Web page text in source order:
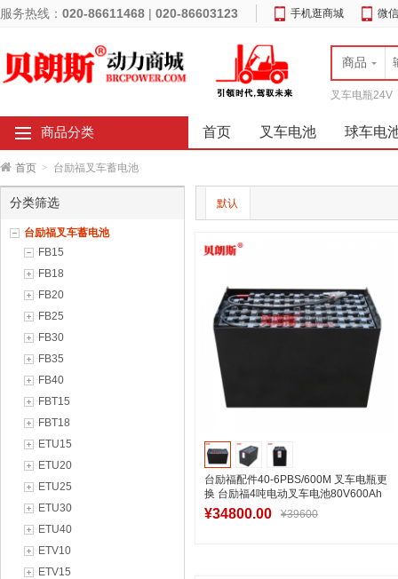
服务热线： 020-86611468 | 020-86603123 手机逛商城 微
商品
叉车电瓶24V
商品分类 首页 叉车电池 球车电
首页 > 台励福叉车蓄电池
分类筛选
台励福叉车蓄电池
FB15
FB18
FB20
FB25
FB30
FB35
FB40
FBT15
FBT18
ETU15
ETU20
ETU25
ETU30
ETU40
ETV10
ETV15
默认
台励福配件40-6PBS/600M 叉车电瓶更
换 台励福4吨电动叉车电池80V600Ah
报价
¥34800.00 ¥39600